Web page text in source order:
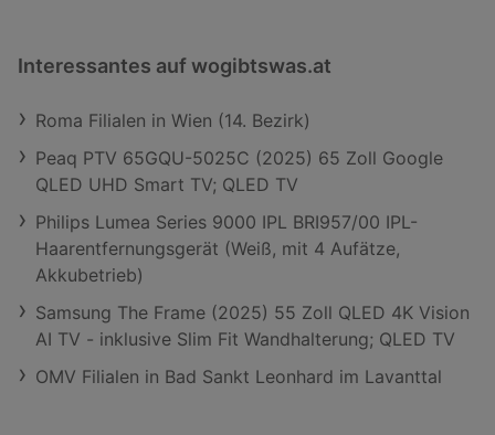
Interessantes auf wogibtswas.at
Roma Filialen in Wien (14. Bezirk)
Peaq PTV 65GQU-5025C (2025) 65 Zoll Google
QLED UHD Smart TV; QLED TV
Philips Lumea Series 9000 IPL BRI957/00 IPL-
Haarentfernungsgerät (Weiß, mit 4 Aufätze,
Akkubetrieb)
Samsung The Frame (2025) 55 Zoll QLED 4K Vision
AI TV - inklusive Slim Fit Wandhalterung; QLED TV
OMV Filialen in Bad Sankt Leonhard im Lavanttal